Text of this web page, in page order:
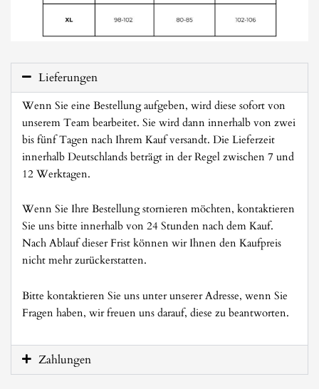
Lieferungen
Wenn Sie eine Bestellung aufgeben, wird diese sofort von
unserem Team bearbeitet. Sie wird dann innerhalb von zwei
bis fünf Tagen nach Ihrem Kauf versandt. Die Lieferzeit
innerhalb Deutschlands beträgt in der Regel zwischen 7 und
12 Werktagen.
Wenn Sie Ihre Bestellung stornieren möchten, kontaktieren
Sie uns bitte innerhalb von 24 Stunden nach dem Kauf.
Nach Ablauf dieser Frist können wir Ihnen den Kaufpreis
nicht mehr zurückerstatten.
Bitte kontaktieren Sie uns unter unserer Adresse, wenn Sie
Fragen haben, wir freuen uns darauf, diese zu beantworten.
Zahlungen